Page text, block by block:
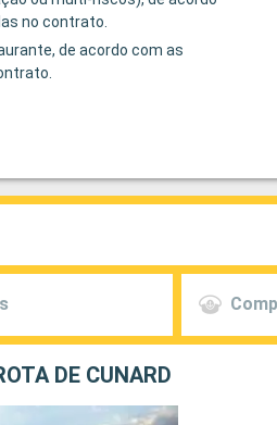
no contrato.
de acordo com as
DE CUNARD